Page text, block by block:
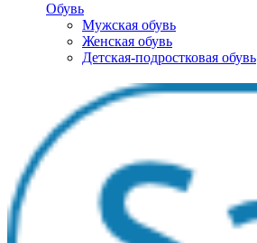
Обувь
Мужская обувь
Женская обувь
Детская-подростковая обувь